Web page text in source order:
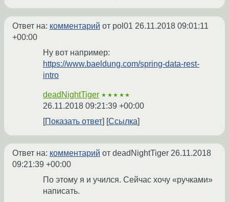
Ответ на: комментарий от pol01 26.11.2018 09:01:11
+00:00
Ну вот например:
https://www.baeldung.com/spring-data-rest-
intro
deadNightTiger ★★★★★
26.11.2018 09:21:39 +00:00
Показать ответ
Ссылка
Ответ на: комментарий от deadNightTiger 26.11.2018
09:21:39 +00:00
По этому я и учился. Сейчас хочу «ручками»
написать.